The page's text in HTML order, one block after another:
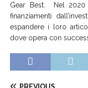
Gear Best. Nel 2020
finanziamenti
espandere i loro
dove opera con